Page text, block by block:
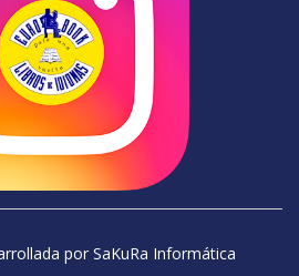
por SaKuRa Informática